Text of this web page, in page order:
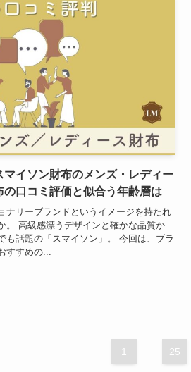
マイソン財布のメンズ・レディー
口コミ評価と似合う年齢層は
ナリーブランドというイメージを持たれ
。 高級感漂うデザインと確かな品質か
も話題の「スマイソン」。 今回は、ブラ
すすめの...
1 25